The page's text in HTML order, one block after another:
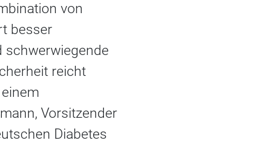
von
besser
schwerwiegende
reicht
Vorsitzender
Diabetes